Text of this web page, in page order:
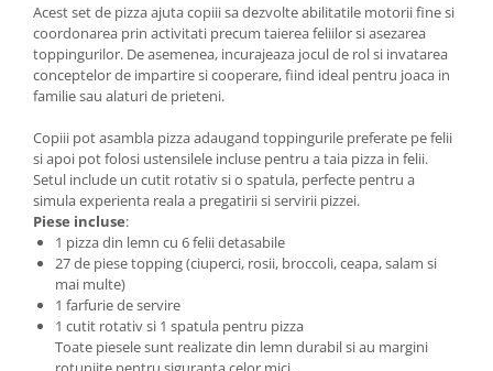
Acest set de pizza ajuta copiii sa dezvolte abilitatile motorii fine si
coordonarea prin activitati precum taierea feliilor si asezarea
toppingurilor. De asemenea, incurajeaza jocul de rol si invatarea
conceptelor de impartire si cooperare, fiind ideal pentru joaca in
familie sau alaturi de prieteni.
Copiii pot asambla pizza adaugand toppingurile preferate pe felii
si apoi pot folosi ustensilele incluse pentru a taia pizza in felii.
Setul include un cutit rotativ si o spatula, perfecte pentru a
simula experienta reala a pregatirii si servirii pizzei.
Piese incluse:
1 pizza din lemn cu 6 felii detasabile
27 de piese topping (ciuperci, rosii, broccoli, ceapa, salam si
mai multe)
1 farfurie de servire
1 cutit rotativ si 1 spatula pentru pizza
Toate piesele sunt realizate din lemn durabil si au margini